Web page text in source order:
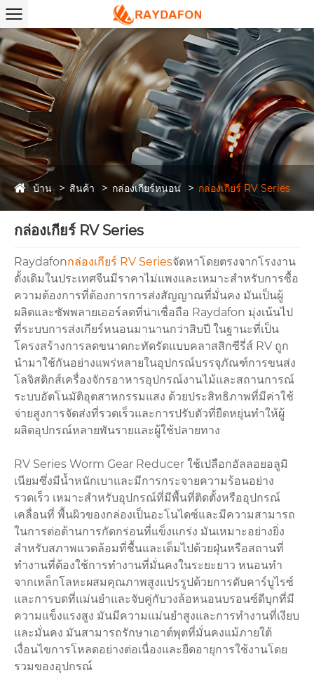
บ้าน สินค้า กล่องเกียร์หนอน กล่องเกียร์ RV Series
กล่องเกียร์ RV Series
Raydafonกล่องเกียร์ RV Seriesจัดหาโดยตรงจากโรงงาน
ดั้งเดิมในประเทศจีนมีราคาไม่แพงและเหมาะสำหรับการซื้อ
ความต้องการที่ต้องการการส่งสัญญาณที่มั่นคง มันเป็นผู้
ผลิตและซัพพลายเออร์ลดที่น่าเชื่อถือ Raydafon มุ่งเน้นไป
ที่ระบบการส่งเกียร์หนอนมานานกว่าสิบปี ในฐานะที่เป็น
โครงสร้างการลดขนาดกะทัดรัดแบบคลาสสิกซีรี่ส์ RV ถูก
นำมาใช้กันอย่างแพร่หลายในอุปกรณ์บรรจุภัณฑ์การขนส่ง
โลจิสติกส์เครื่องจักรอาหารอุปกรณ์งานไม้และสถานการณ์
ระบบอัตโนมัติอุตสาหกรรมแสง ด้วยประสิทธิภาพที่มีค่าใช้
จ่ายสูงการจัดส่งที่รวดเร็วและการปรับตัวที่ยืดหยุ่นทำให้ผู้
ผลิตอุปกรณ์หลายพันรายและผู้ใช้ปลายทาง
RV Series Worm Gear Reducer ใช้เปลือกอัลลอยอลูมิ
เนียมซึ่งมีน้ำหนักเบาและมีการกระจายความร้อนอย่าง
รวดเร็ว เหมาะสำหรับอุปกรณ์ที่มีพื้นที่ติดตั้งหรืออุปกรณ์
เคลื่อนที่ พื้นผิวของกล่องเป็นอะโนไดซ์และมีความสามารถ
ในการต่อต้านการกัดกร่อนที่แข็งแกร่ง มันเหมาะอย่างยิ่ง
สำหรับสภาพแวดล้อมที่ชื้นและเต็มไปด้วยฝุ่นหรือสถานที่
ทำงานที่ต้องใช้การทำงานที่มั่นคงในระยะยาว หนอนทำ
จากเหล็กโลหะผสมคุณภาพสูงแปรรูปด้วยการดับคาร์บูไรซ์
และการบดที่แม่นยำและจับคู่กับวงล้อหนอนบรอนซ์ดีบุกที่มี
ความแข็งแรงสูง มันมีความแม่นยำสูงและการทำงานที่เงียบ
และมั่นคง มันสามารถรักษาเอาต์พุตที่มั่นคงแม้ภายใต้
เงื่อนไขการโหลดอย่างต่อเนื่องและยืดอายุการใช้งานโดย
รวมของอุปกรณ์